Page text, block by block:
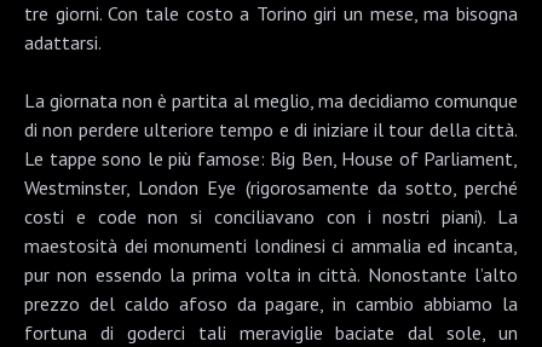
tre giorni. Con tale costo a Torino giri un mese, ma bisogna
adattarsi.
La giornata non è partita al meglio, ma decidiamo comunque
di non perdere ulteriore tempo e di iniziare il tour della città.
Le tappe sono le più famose: Big Ben, House of Parliament,
Westminster, London Eye (rigorosamente da sotto, perché
costi e code non si conciliavano con i nostri piani). La
maestosità dei monumenti londinesi ci ammalia ed incanta,
pur non essendo la prima volta in città. Nonostante l’alto
prezzo del caldo afoso da pagare, in cambio abbiamo la
fortuna di goderci tali meraviglie baciate dal sole, un